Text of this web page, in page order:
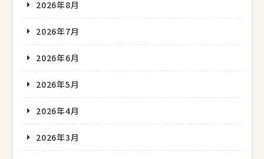
2026年8月
2026年7月
2026年6月
2026年5月
2026年4月
2026年3月